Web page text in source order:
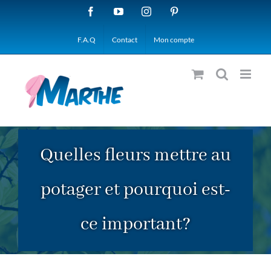
FacebookYouTubeInstagram
F.A.Q Contact Mon compte
Quelles fleurs mettre au
potager et pourquoi est-
ce important?